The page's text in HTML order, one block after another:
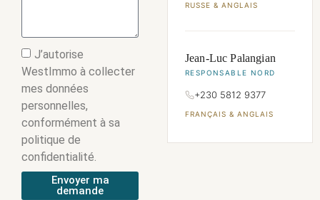
J’autorise
WestImmo à collecter
mes données
personnelles,
conformément à sa
politique de
confidentialité.
Envoyer ma
demande
RUSSE & ANGLAIS
Jean-Luc Palangian
RESPONSABLE NORD
+230 5812 9377
FRANÇAIS & ANGLAIS